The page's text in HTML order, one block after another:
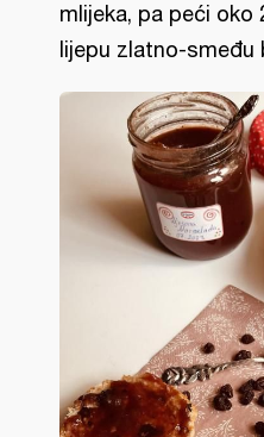
mlijeka, pa peći oko
lijepu zlatno-smeđu